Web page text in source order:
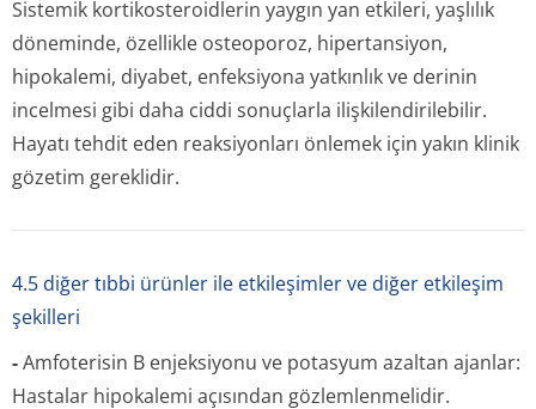
Sistemik kortikosteroidlerin yaygın yan etkileri, yaşlılık
döneminde, özellikle osteoporoz, hipertansiyon,
hipokalemi, diyabet, enfeksiyona yatkınlık ve derinin
incelmesi gibi daha ciddi sonuçlarla ilişkilendiri­lebilir.
Hayatı tehdit eden reaksiyonları önlemek için yakın klinik
gözetim gereklidir.
4.5 diğer tıbbi ürünler ile etkileşimler ve diğer etkileşim
şekilleri
-Amfoterisin B enjeksiyonu ve potasyum azaltan ajanlar:
Hastalar hipokalemi açısından gözlemlenmelidir.